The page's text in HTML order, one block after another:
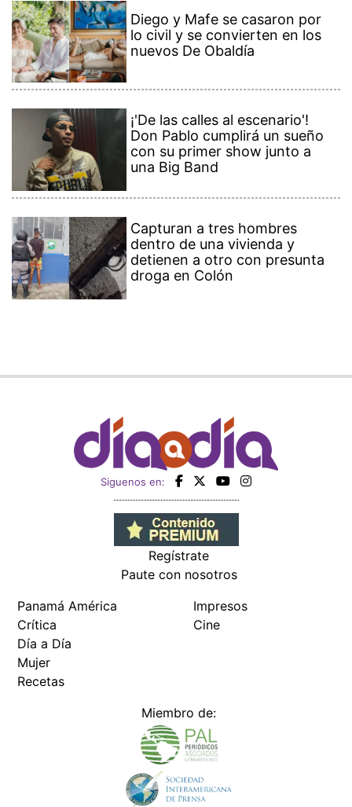
Diego y Mafe se casaron por
lo civil y se convierten en los
nuevos De Obaldía
¡'De las calles al escenario'!
Don Pablo cumplirá un sueño
con su primer show junto a
una Big Band
Capturan a tres hombres
dentro de una vivienda y
detienen a otro con presunta
droga en Colón
Siguenos en:
Regístrate
Paute con nosotros
Panamá América
Crítica
Día a Día
Mujer
Recetas
Impresos
Cine
Miembro de: